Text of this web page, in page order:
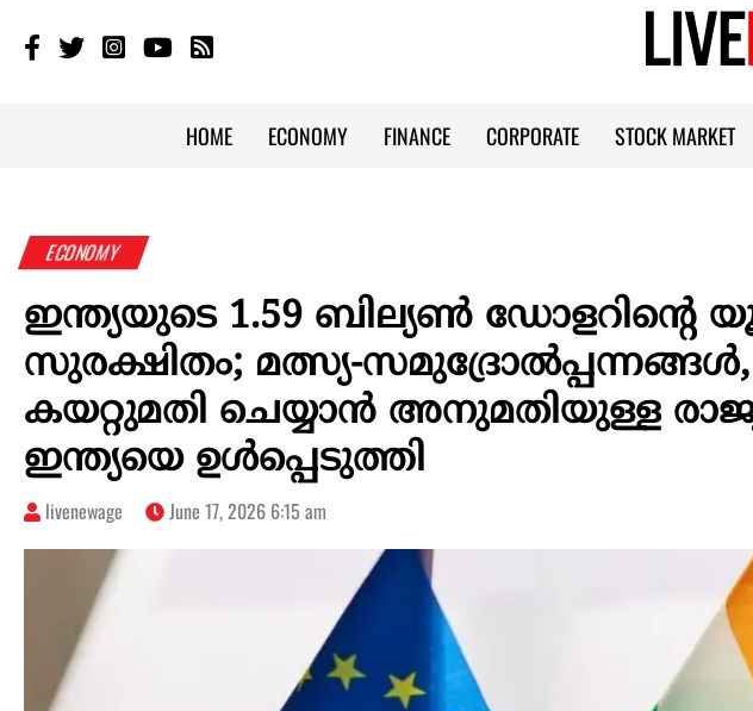
HOME ECONOMY FINANCE CORPORATE STOCK MARKET
ECONOMY
ഇന്ത്യയുടെ 1.59 ബില്യൺ ഡോളറിന്റെ
സുരക്ഷിതം; മത്സ്യ-
കയറ്റുമതി ചെയ്യാന്‍ അനുമതിയുള്ള
ഇന്ത്യയെ ഉള്‍പ്പെടുത്തി
livenewage June 17, 2026 6:15 am